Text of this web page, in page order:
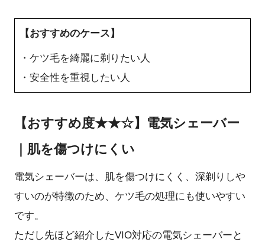
【おすすめのケース】
・ケツ毛を綺麗に剃りたい人
・安全性を重視したい人
【おすすめ度★★☆】電気シェーバー
｜肌を傷つけにくい
電気シェーバーは、肌を傷つけにくく、深剃りしや
すいのが特徴のため、ケツ毛の処理にも使いやすい
です。
ただし先ほど紹介したVIO対応の電気シェーバーと